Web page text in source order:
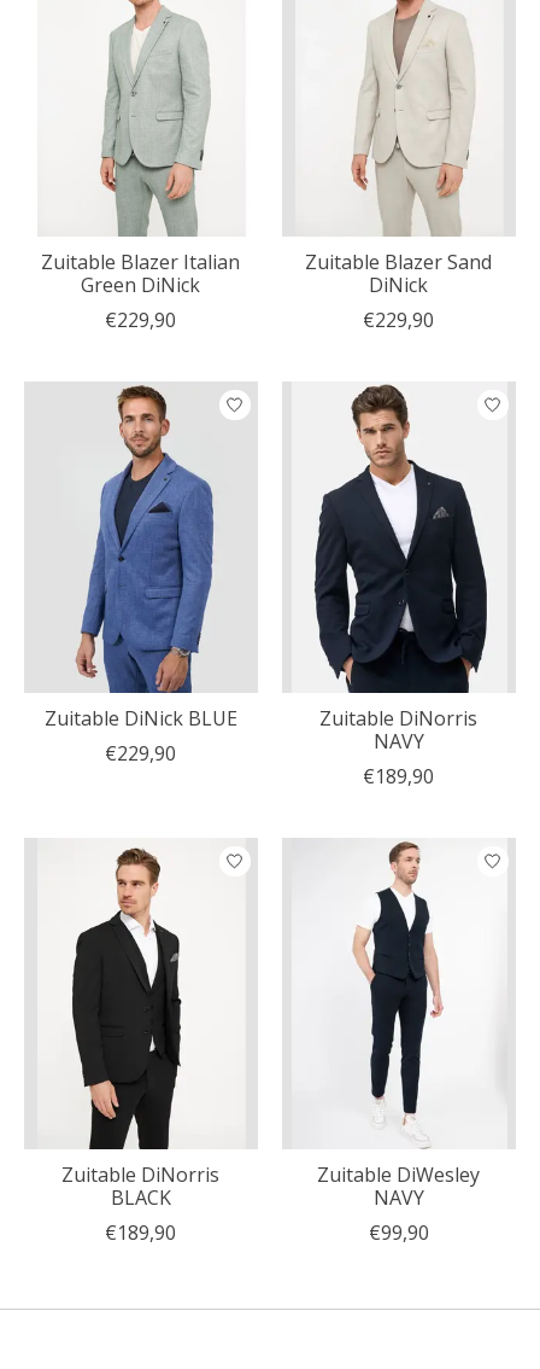
Zuitable Blazer Italian
Green DiNick
€229,90
Zuitable Blazer Sand
DiNick
€229,90
Zuitable DiNick BLUE
€229,90
Zuitable DiNorris
NAVY
€189,90
Zuitable DiNorris
BLACK
€189,90
Zuitable DiWesley
NAVY
€99,90